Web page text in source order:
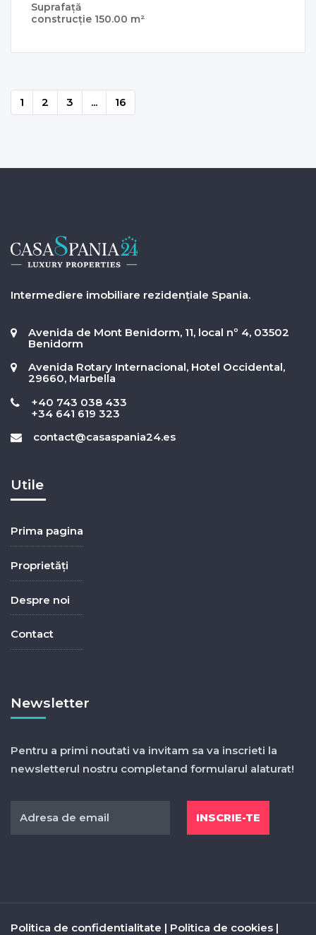
Suprafață
construcție 150.00 m²
1 2 3 ... 16
Intermediere imobiliare rezidențiale Spania.
Avenida de Mont Benidorm, 11, local nº 4, 03502
Benidorm
Avenida Rotary Internacional, Hotel Occidental,
29660, Marbella
+40 743 038 433
+34 641 619 323
contact@casaspania24.es
Utile
Prima pagina
Proprietăți
Despre noi
Contact
Newsletter
Pentru a primi noutati va invitam sa va inscrieti la
newsletterul nostru completand formularul alaturat!
Politica de confidentialitate | Politica de cookies |